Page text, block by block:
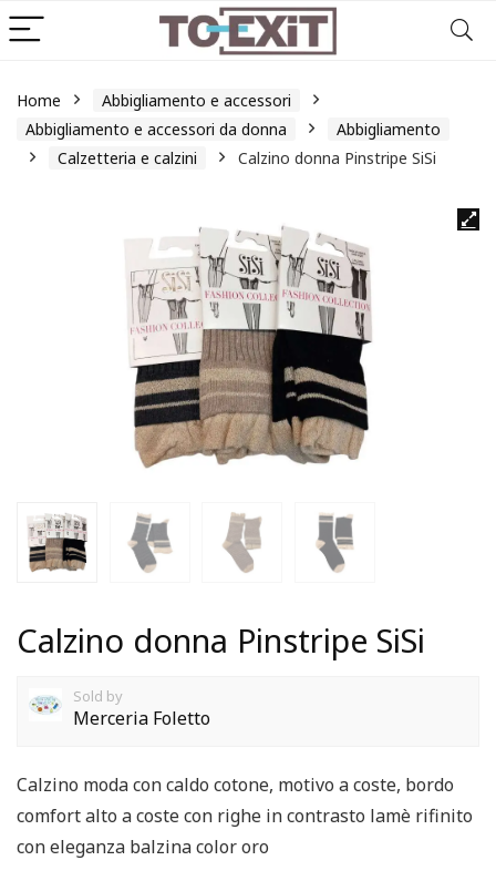
Home
Abbigliamento e accessori
Abbigliamento e accessori da donna
Abbigliamento
Calzetteria e calzini
Calzino donna Pinstripe SiSi
Calzino donna Pinstripe SiSi
Sold by
Merceria Foletto
Calzino moda con caldo cotone, motivo a coste, bordo
comfort alto a coste con righe in contrasto lamè rifinito
con eleganza balzina color oro